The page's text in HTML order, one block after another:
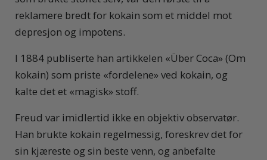
reklamere bredt for kokain som et middel mot
depresjon og impotens.
I 1884 publiserte han artikkelen «Über Coca» (Om
kokain) som priste «fordelene» ved kokain, og
kalte det et «magisk» stoff.
Freud var imidlertid ikke en objektiv observatør.
Han brukte kokain regelmessig, foreskrev det for
sin kjæreste og sin beste venn, og anbefalte